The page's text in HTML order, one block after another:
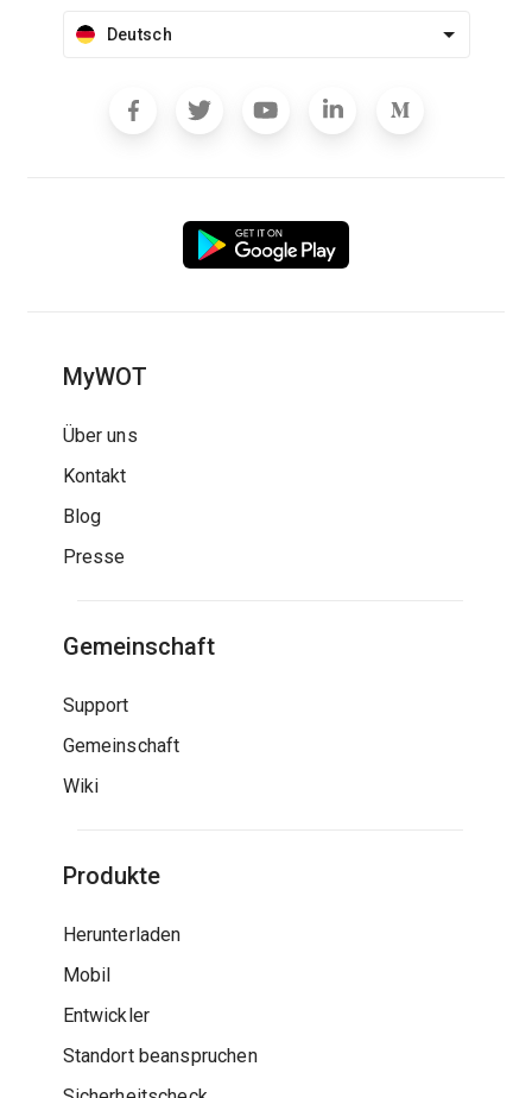
Deutsch
MyWOT
Über uns
Kontakt
Blog
Presse
Gemeinschaft
Support
Gemeinschaft
Wiki
Produkte
Herunterladen
Mobil
Entwickler
Standort beanspruchen